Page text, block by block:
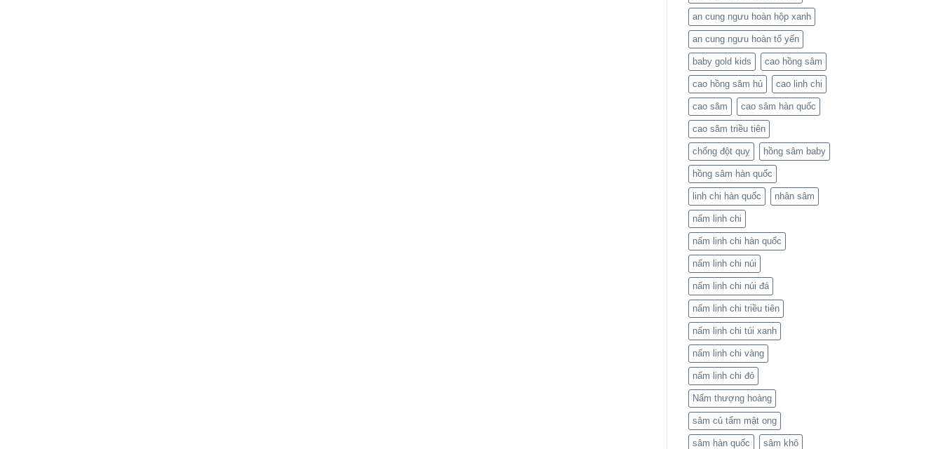
an cung ngưu hoàn hộp xanh
an cung ngưu hoàn tổ yến
baby gold kids cao hồng sâm
cao hồng sâm hủ cao linh chi
cao sâm cao sâm hàn quốc
cao sâm triều tiên
chống đột quỵ hồng sâm baby
hồng sâm hàn quốc
linh chi hàn quốc nhân sâm
nấm linh chi
nấm linh chi hàn quốc
nấm linh chi núi
nấm linh chi núi đá
nấm linh chi triều tiên
nấm linh chi túi xanh
nấm linh chi vàng
nấm linh chi đỏ
Nấm thượng hoàng
sâm củ tẩm mật ong
sâm hàn quốc sâm khô